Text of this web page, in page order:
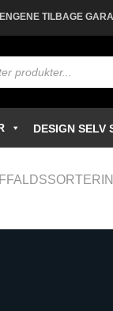
TILBAGE
DESIGN SELV